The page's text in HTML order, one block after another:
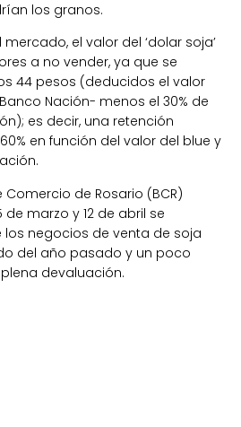
los granos.
el valor del ‘dolar soja’
a no vender, ya que se
44 pesos (deducidos el valor
Nación- menos el 30% de
es decir, una retención
en función del valor del blue y
de Rosario (BCR)
marzo y 12 de abril se
negocios de venta de soja
del año pasado y un poco
devaluación.